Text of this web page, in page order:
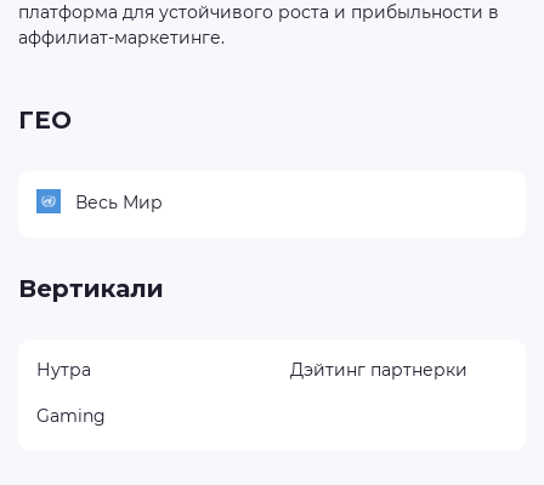
платформа для устойчивого роста и прибыльности в
аффилиат-маркетинге.
ГЕО
Весь Мир
Вертикали
Нутра Дэйтинг партнерки
Gaming